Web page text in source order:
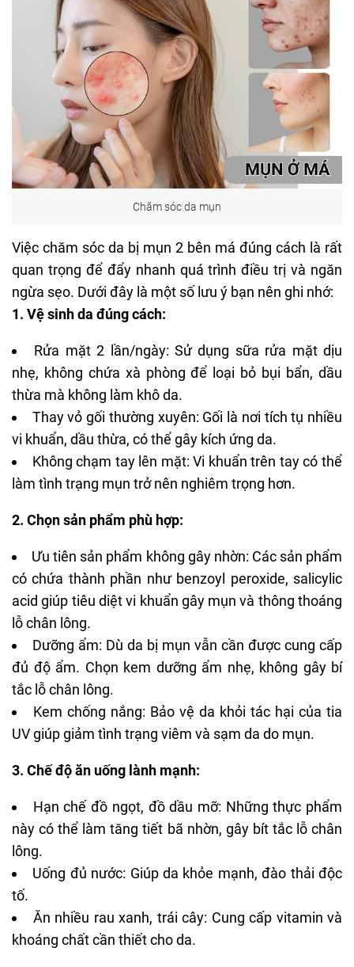
Chăm sóc da mụn
Việc chăm sóc da bị mụn 2 bên má đúng cách là rất
quan trọng để đẩy nhanh quá trình điều trị và ngăn
ngừa sẹo. Dưới đây là một số lưu ý bạn nên ghi nhớ:
1. Vệ sinh da đúng cách:
Rửa mặt 2 lần/ngày: Sử dụng sữa rửa mặt dịu
nhẹ, không chứa xà phòng để loại bỏ bụi bẩn, dầu
thừa mà không làm khô da.
Thay vỏ gối thường xuyên: Gối là nơi tích tụ nhiều
vi khuẩn, dầu thừa, có thể gây kích ứng da.
Không chạm tay lên mặt: Vi khuẩn trên tay có thể
làm tình trạng mụn trở nên nghiêm trọng hơn.
2. Chọn sản phẩm phù hợp:
Ưu tiên sản phẩm không gây nhờn: Các sản phẩm
có chứa thành phần như benzoyl peroxide, salicylic
acid giúp tiêu diệt vi khuẩn gây mụn và thông thoáng
lỗ chân lông.
Dưỡng ẩm: Dù da bị mụn vẫn cần được cung cấp
đủ độ ẩm. Chọn kem dưỡng ẩm nhẹ, không gây bí
tắc lỗ chân lông.
Kem chống nắng: Bảo vệ da khỏi tác hại của tia
UV giúp giảm tình trạng viêm và sạm da do mụn.
3. Chế độ ăn uống lành mạnh:
Hạn chế đồ ngọt, đồ dầu mỡ: Những thực phẩm
này có thể làm tăng tiết bã nhờn, gây bít tắc lỗ chân
lông.
Uống đủ nước: Giúp da khỏe mạnh, đào thải độc
tố.
Ăn nhiều rau xanh, trái cây: Cung cấp vitamin và
khoáng chất cần thiết cho da.